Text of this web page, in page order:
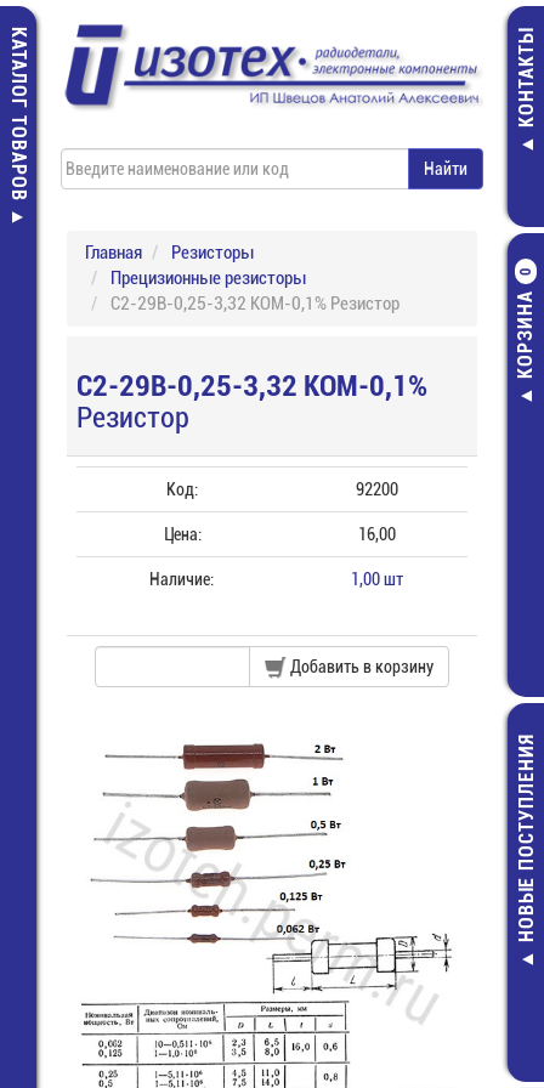
КАТАЛОГ ТОВАРОВ КОНТАКТЫ
КОРЗИНА
0
E/ 6LR61 (1604A)
Super G-Tech Элемент
питания
285,00 руб.
MFR-0,5-2
Резистор
7,00 руб.
НОВЫЕ ПОСТУПЛЕНИЯ
Главная
Резисторы
Прецизионные резисторы
С2-29В-0,25-3,32 КОМ-0,1% Резистор
С2-29В-0,25-3,32 КОМ-0,1%
Резистор
Код: 92200
Цена: 16,00
Наличие: 1,00 шт
Добавить в корзину